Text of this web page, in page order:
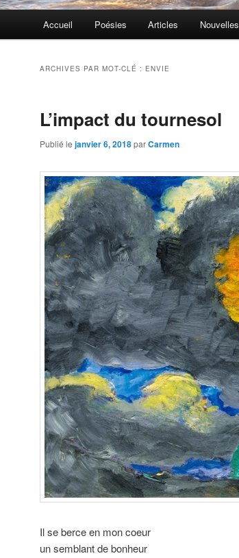
Accueil Poésies Articles Nouvelles
ARCHIVES PAR MOT-CLÉ : ENVIE
L’impact du tournesol
Publié le janvier 6, 2018parCarmen
Il se berce en mon coeur
un semblant de bonheur